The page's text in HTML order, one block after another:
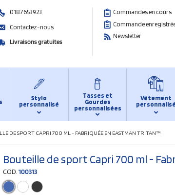
0187653923
Contactez-nous
Livraisons gratuites
Commandes en cours
Commande
Newsletter
Stylo
personnalisé
Tasses et
Gourdes
personnalisées
Vêtement
personnalisé
DE SPORT CAPRI 700 ML - FABRIQUÉE EN EASTMAN TRITAN™
Bouteille de sport Capri 700 ml -
COD.100313